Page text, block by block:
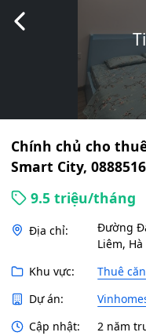
Slide trước
Chính chủ cho
Smart City,
9.5 triệu/tháng
Địa chỉ:
Đường
Liêm, Hà
Khu vực:
Thuê
Dự án:
Cập nhật:
2 năm